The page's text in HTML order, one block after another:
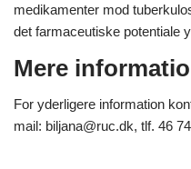
medikamenter mod
det farmaceutiske potentiale
Mere
For yderligere information
mail: biljana@ruc.dk, tlf. 46